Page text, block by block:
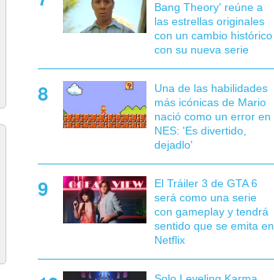
Bang Theory' reúne a
las estrellas originales
con un cambio histórico
con su nueva serie
Una de las habilidades
más icónicas de Mario
nació como un error en
NES: 'Es divertido,
dejadlo'
El Tráiler 3 de GTA 6
será como una serie
con gameplay y tendrá
sentido que se emita en
Netflix